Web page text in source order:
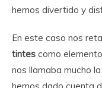
hemos divertido y
En este caso nos
tintes como
nos llamaba mucho